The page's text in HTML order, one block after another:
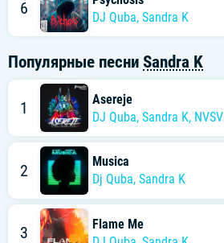
6
DJ Quba, Sandra K
Популярные песни Sandra K
1
Asereje
DJ Quba, Sandra K, NVSV
2
Musica
Dj Quba, Sandra K
3
Flame Me